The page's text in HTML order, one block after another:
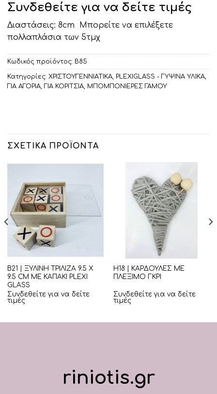
Συνδεθείτε για να δείτε τιμές
Διαστάσεις: 8cm Μπορείτε να επιλέξετε
πολλαπλάσια των 5τμχ
Κωδικός προϊόντος: Β85
Κατηγορίες: ΧΡΙΣΤΟΥΓΕΝΝΙΑΤΙΚΑ PLEXIGLASS - ΓΥΨΙΝΑ ΥΛΙΚΑ
ΓΙΑ ΑΓΟΡΙΑ ΓΙΑ ΚΟΡΙΤΣΙΑ ΜΠΟΜΠΟΝΙΕΡΕΣ ΓΑΜΟΥ
ΣΧΕΤΙΚΆ ΠΡΟΪΌΝΤΑ
Β21 | ΞΥΛΙΝΗ ΤΡΙΛΙΖΑ 9.5 Χ
9.5 CM ΜΕ ΚΑΠΑΚΙ PLEXI
GLASS
Συνδεθείτε για να δείτε
τιμές
Η18 | ΚΑΡΔΟΥΛΕΣ ΜΕ
ΠΛΕΞΙΜΟ ΓΚΡΙ
Συνδεθείτε για να δείτε
τιμές
riniotis.gr